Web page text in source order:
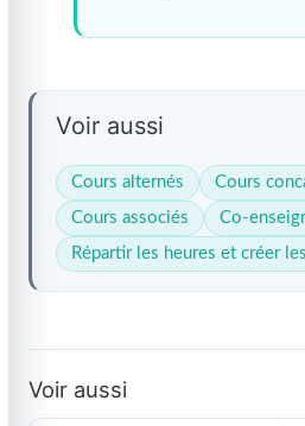
Voir aussi
Cours alternés
Cours
Cours associés
Co-
Répartir les heures et créer
Voir aussi